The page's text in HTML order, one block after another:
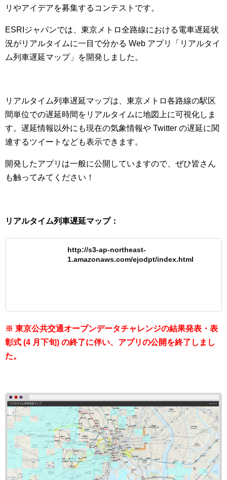
リやアイデアを募集するコンテストです。
ESRIジャパンでは、東京メトロ全路線における電車遅延状
況がリアルタイムに一目で分かる Web アプリ「リアルタイ
ム列車遅延マップ」を開発しました。
リアルタイム列車遅延マップは、東京メトロ各路線の駅区
間単位での遅延時間をリアルタイムに地図上に可視化しま
す。遅延情報以外にも現在の気象情報や Twitter の遅延に関
連するツイートなども表示できます。
開発したアプリは一般に公開していますので、ぜひ皆さん
も触ってみてください！
リアルタイム列車遅延マップ：
http://s3-ap-northeast-
1.amazonaws.com/ejodpt/index.html
※ 東京公共交通オープンデータチャレンジの結果発表・表
彰式 (4 月下旬) の終了に伴い、アプリの公開を終了しまし
た。